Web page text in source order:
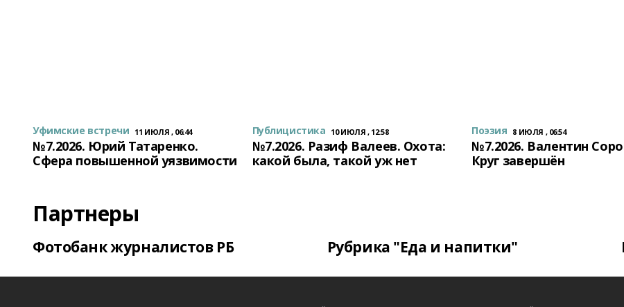
Уфимские встречи 11 ИЮЛЯ , 06:44
№7.2026. Юрий Татаренко.
Сфера повышенной уязвимости
Публицистика 10 ИЮЛЯ , 12:58
№7.2026. Разиф Валеев. Охота:
какой была, такой уж нет
Поэзия 8 ИЮЛЯ , 06:54
№7.2026. Валентин
Круг завершён
Партнеры
Фотобанк журналистов РБ Рубрика "Еда и напитки"